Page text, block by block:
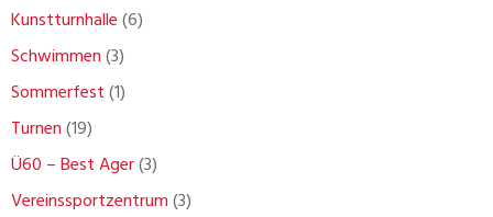
Kunstturnhalle(6)
Schwimmen(3)
Sommerfest(1)
Turnen(19)
Ü60 – Best Ager(3)
Vereinssportzentrum(3)